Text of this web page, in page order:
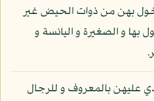
بهن من ذوات الحيض غير
بها و الصغيرة و اليائسة و
عليهن بالمعروف و للرجال